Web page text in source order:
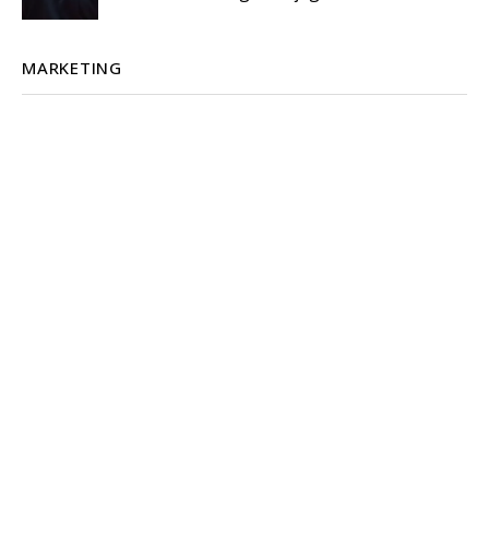
MARKETING